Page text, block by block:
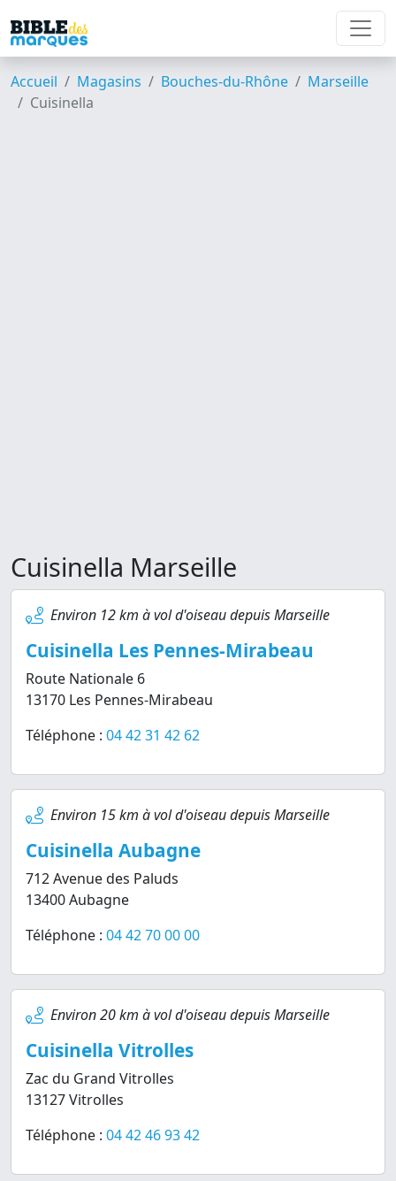
Accueil Magasins Bouches-du-Rhône
Marseille
Cuisinella
Cuisinella Marseille
Environ 12 km à vol d'oiseau depuis Marseille
Cuisinella Les Pennes-Mirabeau
Route Nationale 6
13170 Les Pennes-Mirabeau
Téléphone : 04 42 31 42 62
Environ 15 km à vol d'oiseau depuis Marseille
Cuisinella Aubagne
712 Avenue des Paluds
13400 Aubagne
Téléphone : 04 42 70 00 00
Environ 20 km à vol d'oiseau depuis Marseille
Cuisinella Vitrolles
Zac du Grand Vitrolles
13127 Vitrolles
Téléphone : 04 42 46 93 42